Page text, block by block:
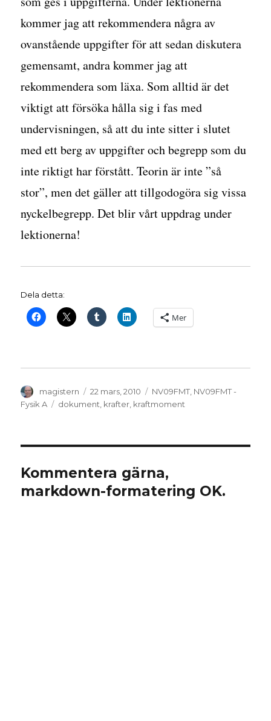
kommer jag att rekommendera några av
ovanstående uppgifter för att sedan diskutera
gemensamt, andra kommer jag att
rekommendera som läxa. Som alltid är det
viktigt att försöka hålla sig i fas med
undervisningen, så att du inte sitter i slutet
med ett berg av uppgifter och begrepp som du
inte riktigt har förstått. Teorin är inte ”så
stor”, men det gäller att tillgodogöra sig vissa
nyckelbegrepp. Det blir vårt uppdrag under
lektionerna!
Dela detta:
Mer
Författare
magistern
Publicerat
den
22 mars, 2010 Kategorier
NV09FMT, NV09FMT -
Fysik A
Etiketter
dokument, krafter, kraftmoment
Kommentera gärna,
markdown-formatering OK.